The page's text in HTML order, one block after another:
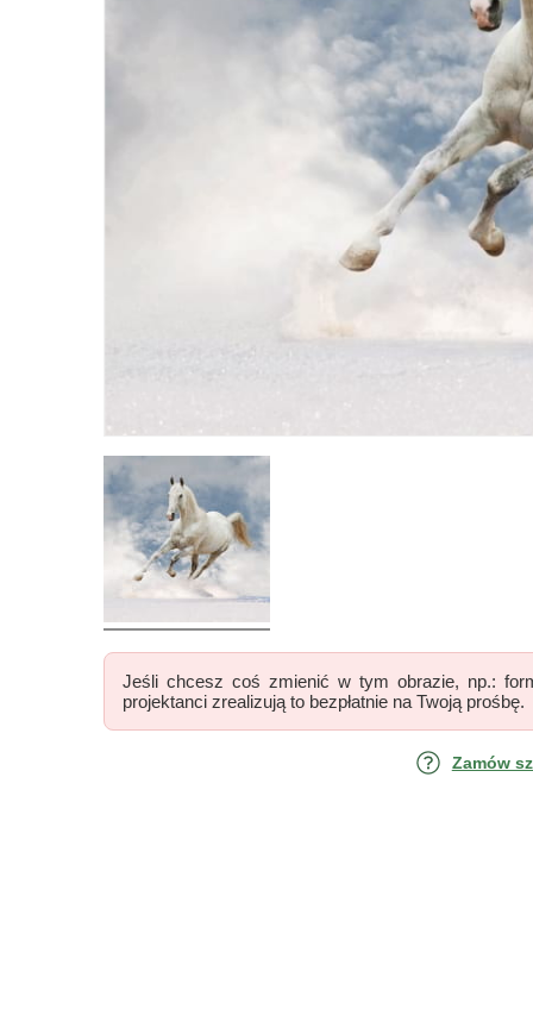
Jeśli chcesz coś zmienić w tym obrazie, np.:
projektanci zrealizują to bezpłatnie na Twoją prośbę.
Zamów